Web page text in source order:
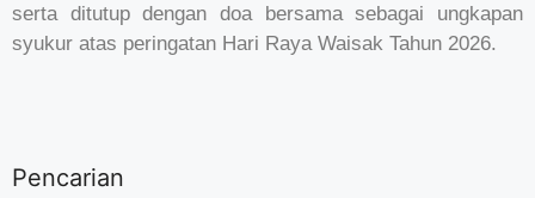
serta ditutup dengan doa bersama sebagai ungkapan
syukur atas peringatan Hari Raya Waisak Tahun 2026.
Pencarian